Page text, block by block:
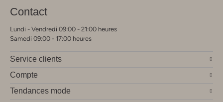
Contact
Lundi - Vendredi 09:00 - 21:00 heures
Samedi 09:00 - 17:00 heures
Service clients
Compte
Tendances mode